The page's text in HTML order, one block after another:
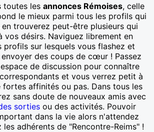
toutes les annonces Rémoises, celle
le mieux parmi tous les profils qui
trouverez peut-être plusieurs qui
vos désirs. Naviguez librement en
profils sur lesquels vous flashez et
des coups de cœur ! Passez
de discussion pour connaître
et vous verrez petit à
affinités ou pas. Dans tous les
sans doute de nouveaux amis avec
sortiesou des activités. Pouvoir
dans la vie alors n'attendez
adhérents de "Rencontre-Reims" !